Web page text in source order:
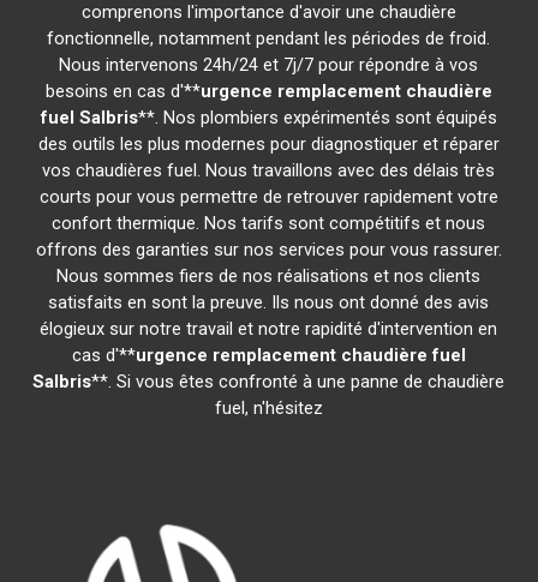
comprenons l'importance d'avoir une chaudière
fonctionnelle, notamment pendant les périodes de froid.
Nous intervenons 24h/24 et 7j/7 pour répondre à vos
besoins en cas d'**urgence remplacement chaudière
fuel Salbris**. Nos plombiers expérimentés sont équipés
des outils les plus modernes pour diagnostiquer et réparer
vos chaudières fuel. Nous travaillons avec des délais très
courts pour vous permettre de retrouver rapidement votre
confort thermique. Nos tarifs sont compétitifs et nous
offrons des garanties sur nos services pour vous rassurer.
Nous sommes fiers de nos réalisations et nos clients
satisfaits en sont la preuve. Ils nous ont donné des avis
élogieux sur notre travail et notre rapidité d'intervention en
cas d'**urgence remplacement chaudière fuel
Salbris**. Si vous êtes confronté à une panne de chaudière
fuel, n'hésitez